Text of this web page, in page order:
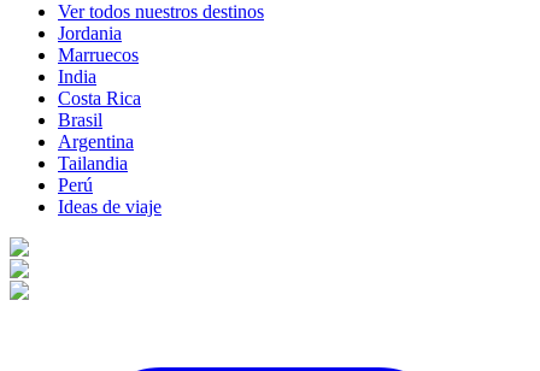
Ver todos nuestros destinos
Jordania
Marruecos
India
Costa Rica
Brasil
Argentina
Tailandia
Perú
Ideas de viaje